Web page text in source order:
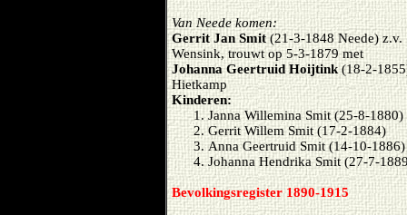
Van Neede komen:
Gerrit Jan Smit (21-3-1848 Neede)
Wensink, trouwt op 5-3-1879 met
Johanna Geertruid Hoijtink(18-2-
Hietkamp
Kinderen:
Janna Willemina Smit (25-8-1880)
Gerrit Willem Smit (17-2-1884)
Anna Geertruid Smit (14-10-1886)
Johanna Hendrika Smit (27-7-
Bevolkingsregister 1890-1915